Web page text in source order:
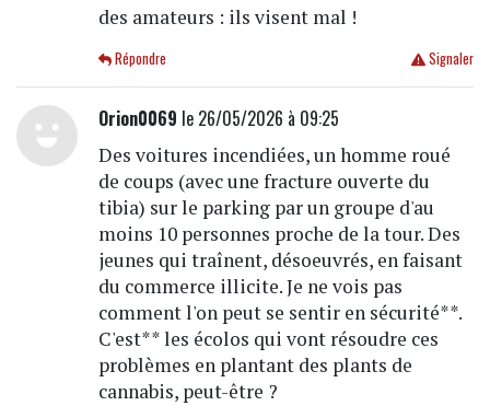
des amateurs : ils visent mal !
Signaler
Répondre
Orion0069 le 26/05/2026 à 09:25
Des voitures incendiées, un homme roué
de coups (avec une fracture ouverte du
tibia) sur le parking par un groupe d'au
moins 10 personnes proche de la tour. Des
jeunes qui traînent, désoeuvrés, en faisant
du commerce illicite. Je ne vois pas
comment l'on peut se sentir en sécurité**.
C'est** les écolos qui vont résoudre ces
problèmes en plantant des plants de
cannabis, peut-être ?